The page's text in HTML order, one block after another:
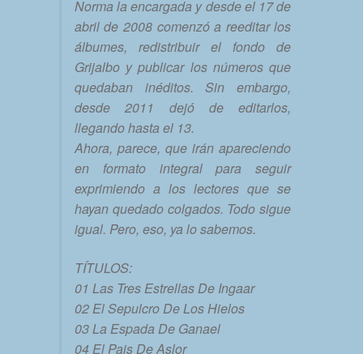
Norma la encargada y desde el 17 de
abril de 2008 comenzó a reeditar los
álbumes, redistribuir el fondo de
Grijalbo y publicar los números que
quedaban inéditos. Sin embargo,
desde 2011 dejó de editarlos,
llegando hasta el 13.
Ahora, parece, que irán apareciendo
en formato integral para seguir
exprimiendo a los lectores que se
hayan quedado colgados. Todo sigue
igual. Pero, eso, ya lo sabemos.
TÍTULOS:
01 Las Tres Estrellas De Ingaar
02 El Sepulcro De Los Hielos
03 La Espada De Ganael
04 El Pais De Aslor